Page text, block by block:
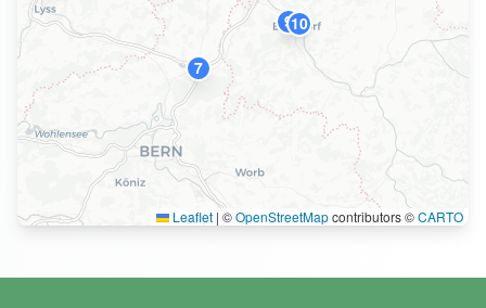
7
910
Leaflet | ©OpenStreetMapcontributors ©CARTO